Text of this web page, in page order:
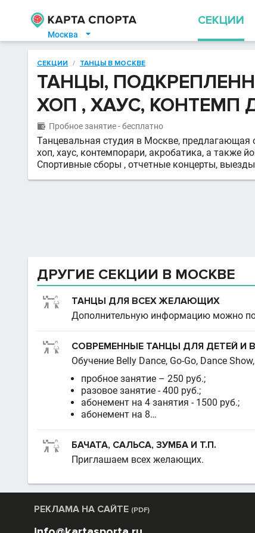
Москва 
СЕКЦИИ
СЕКЦИИ / ТАНЦЫ В МОСКВЕ
ТАНЦЫ,
ХОП , ХАУС, КОНТЕМП
 Пробное занятие - бесплатно
Танцевальная студия в Москве, предлагающая
хоп, хаус, контемпорари, акробатика, а также
Спортивные сборы , отчетные концерты,
ДРУГИЕ СЕКЦИИ В МОСКВЕ
ТАНЦЫ ДЛЯ ВСЕХ ЖЕЛАЮЩИХ
Дополнительную информацию можно
СОВРЕМЕННЫЕ ТАНЦЫ ДЛЯ ДЕТЕЙ И
Обучение Belly Dance, Go-Go, Dance
пробное занятие – 250 руб.;
разовое занятие - 400 руб.;
абонемент на 4 занятия - 1500 руб.;
абонемент на 8…
БАЧАТА, САЛЬСА, ЗУМБА И Т.П.
Приглашаем всех желающих.
РЕКЛАМА НА САЙТЕ (PDF)